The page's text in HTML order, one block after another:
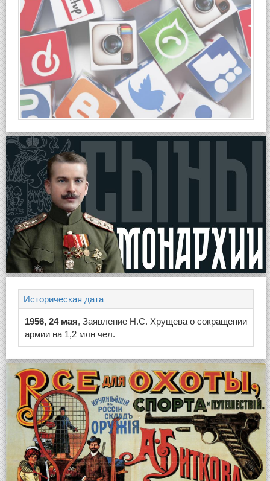
Историческая дата
1956, 24 мая, Заявление Н.С. Хрущева о сокращении
армии на 1,2 млн чел.